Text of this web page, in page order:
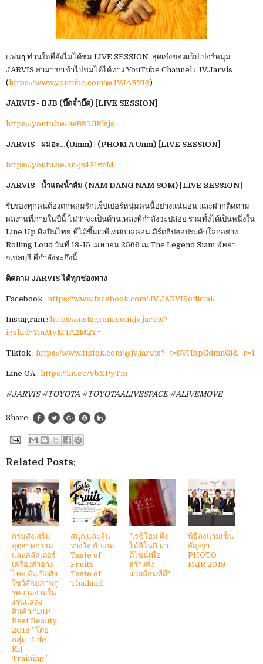
แฟนๆ ท่านใดที่ยังไม่ได้ชม LIVE SESSION สุดเจ๋งของแร็ปเปอร์หนุ่ม
JARVIS สามารถเข้าไปชมได้ได้ทาง YouTube Channel : JV.Jarvis
(https://www.youtube.com/@JVJARVIS)
JARVIS - BJB (บึ๊ดจ้ำบึ๊ด) [LIVE SESSION]
https://youtu.be/-wB35GRlsjs
JARVIS - ผมอะ…(Umm) | (PHOM A Unm) [LIVE SESSION]
https://youtu.be/an-jx421zcM
JARVIS - น้ำแดงน้ำส้ม (NAM DANG NAM SOM) [LIVE SESSION]
รับรองทุกคนต้องตกหลุมรักแร็ปเปอร์หนุ่มคนนี้อย่างแน่นอน และฝากติดตาม
ผลงานที่ภายในปีนี้ ไม่ว่าจะเป็นด้านเพลงที่กำลังจะปล่อย รวมทั้งได้เป็นหนึ่งใน
Line Up ศิลปินไทย ที่ได้ขึ้นเวทีเทศกาลคอนเสิร์ตฮิปฮอประดับโลกอย่าง
Rolling Loud วันที่ 13-15 เมษายน 2566 ณ The Legend Siam พัทยา
จ.ชลบุรี ที่กำลังจะถึงนี้
ติดตาม JARVIS ได้ทุกช่องทาง
Facebook : https://www.facebook.com/JV.JARVISofficial/
Instagram : https://instagram.com/jv.jarvis?
igshid=YmMyMTA2M2Y=
Tiktok : https://www.tiktok.com/@jv.jarvis?_t=8VHbpGdmnGj&_r=1
Line OA : https://lin.ee/YbXPyTm
#JARVIS #TOYOTA #TOYOTAALIVESPACE #ALIVEMOVE
Share:
Related Posts:
กรมส่งเสริม
อุตสาหกรรม
และคลัสเตอร์
เครื่องสำอาง
ไทย จัดเปิดตัว
โชว์ศักยภาพกู
รูความงามใน
งานแสดง
สินค้า “DIP
Best Beauty
2019” โดย
กลุ่ม “Life
Kit
Training”
สนุก และลุ้น
รางวัล กับเกม
Taste of
Fruits ,
Taste of
Thailand
"เรซิโฮม ดึง
ไม้ฮิโนกิ มา
ดีไซน์เพื่อ
สร้างสิ่ง
แวดล้อมที่ดี"
พิธีลงนามเซ็น
สัญญา
PHOTO
FAIR 2019